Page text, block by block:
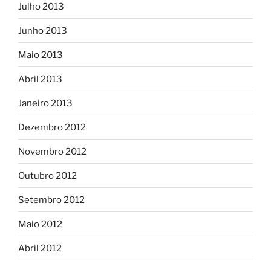
Julho 2013
Junho 2013
Maio 2013
Abril 2013
Janeiro 2013
Dezembro 2012
Novembro 2012
Outubro 2012
Setembro 2012
Maio 2012
Abril 2012